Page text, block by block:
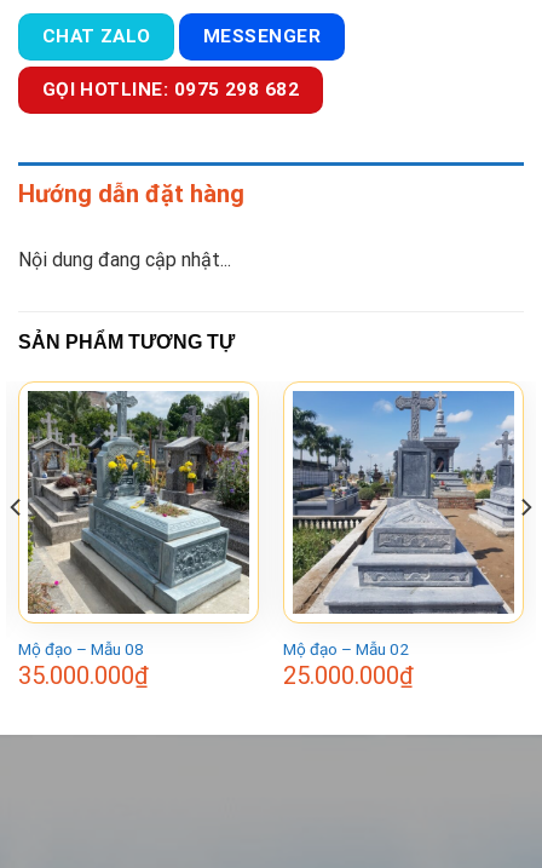
CHAT ZALO MESSENGER
GỌI HOTLINE: 0975 298 682
Hướng dẫn đặt hàng
Nội dung đang cập nhật...
SẢN PHẨM TƯƠNG TỰ
Mộ đạo – Mẫu 08
35.000.000₫
Mộ đạo – Mẫu 02
25.000.000₫